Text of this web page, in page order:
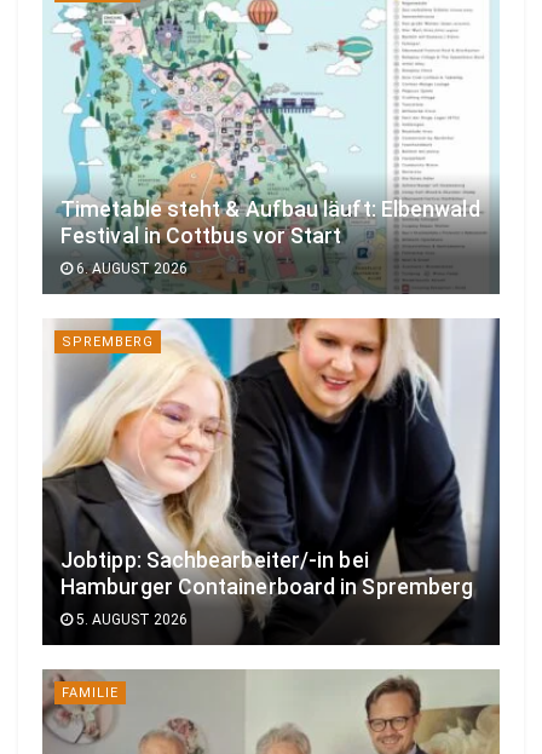
Timetable steht & Aufbau läuft: Elbenwald
Festival in Cottbus vor Start
6. AUGUST 2026
SPREMBERG
Jobtipp: Sachbearbeiter/-in bei
Hamburger Containerboard in Spremberg
5. AUGUST 2026
FAMILIE